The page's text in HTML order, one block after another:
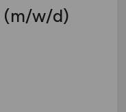
(m/w/d)